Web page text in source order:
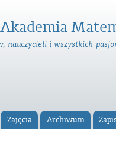
nauczycieli i wszystkich
Zajęcia Archiwum